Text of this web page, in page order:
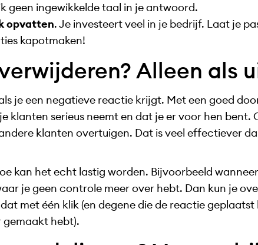
geen ingewikkelde taal in je antwoord.
opvatten. Je investeert veel in je bedrijf. Laat je
kapotmaken!
Alleen als
je een negatieve reactie krijgt. Met een goed
klanten serieus neemt en dat je er voor hen bent.
klanten overtuigen. Dat is veel effectiever
kan het echt lastig worden. Bijvoorbeeld
je geen controle meer over hebt. Dan kun je
met één klik (en degene die de reactie
hebt).